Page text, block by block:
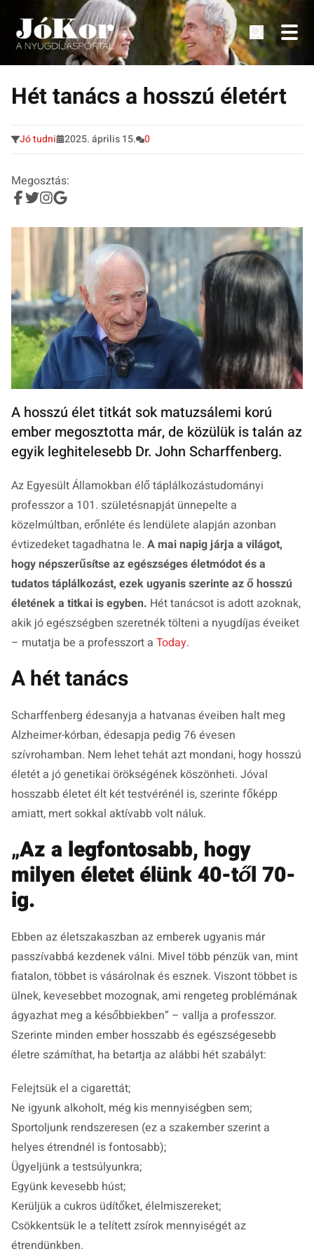
Tovább
tartalomra
Tudnivalók, érdekességek idősek számára.
Hét tanács a hosszú életért
Jó tudni 2025. április 15. 0
Megosztás:
A hosszú élet titkát sok matuzsálemi korú
ember megosztotta már, de közülük is talán az
egyik leghitelesebb Dr. John Scharffenberg.
Az Egyesült Államokban élő táplálkozástudományi
professzor a 101. születésnapját ünnepelte a
közelmúltban, erőnléte és lendülete alapján azonban
évtizedeket tagadhatna le. A mai napig járja a világot,
hogy népszerűsítse az egészséges életmódot és a
tudatos táplálkozást, ezek ugyanis szerinte az ő hosszú
életének a titkai is egyben. Hét tanácsot is adott azoknak,
akik jó egészségben szeretnék tölteni a nyugdíjas éveiket
– mutatja be a professzort a Today.
A hét tanács
Scharffenberg édesanyja a hatvanas éveiben halt meg
Alzheimer-kórban, édesapja pedig 76 évesen
szívrohamban. Nem lehet tehát azt mondani, hogy hosszú
életét a jó genetikai örökségének köszönheti. Jóval
hosszabb életet élt két testvérénél is, szerinte főképp
amiatt, mert sokkal aktívabb volt náluk.
„Az a legfontosabb, hogy
milyen életet élünk 40-től 70-
ig.
Ebben az életszakaszban az emberek ugyanis már
passzívabbá kezdenek válni. Mivel több pénzük van, mint
fiatalon, többet is vásárolnak és esznek. Viszont többet is
ülnek, kevesebbet mozognak, ami rengeteg problémának
ágyazhat meg a későbbiekben” – vallja a professzor.
Szerinte minden ember hosszabb és egészségesebb
életre számíthat, ha betartja az alábbi hét szabályt:
Felejtsük el a cigarettát;
Ne igyunk alkoholt, még kis mennyiségben sem;
Sportoljunk rendszeresen (ez a szakember szerint a
helyes étrendnél is fontosabb);
Ügyeljünk a testsúlyunkra;
Együnk kevesebb húst;
Kerüljük a cukros üdítőket, élelmiszereket;
Csökkentsük le a telített zsírok mennyiségét az
étrendünkben.